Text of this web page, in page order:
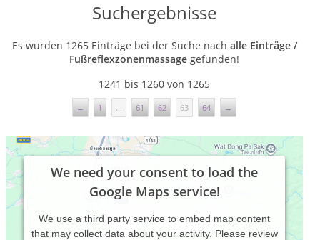
Suchergebnisse
Es wurden 1265 Einträge bei der Suche nach alle Einträge /
Fußreflexzonenmassage gefunden!
1241 bis 1260 von 1265
← 1 ... 61 62 63 64 →
We need your consent to load the
Google Maps service!
We use a third party service to embed map content
that may collect data about your activity. Please review